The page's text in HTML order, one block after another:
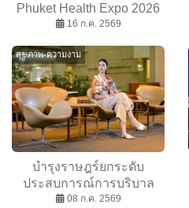
Phuket Health Expo 2026
ตอกย้ำเครือข่ายการดูแล
อันดามัน
16 ก.ค. 2569
สุขภาพ-ความงาม
บำรุงราษฎร์ยกระดับ
ประสบการณ์การบริบาล
มอบผ้าคลุมไหล่ดีไซน์พิเศษ
08 ก.ค. 2569